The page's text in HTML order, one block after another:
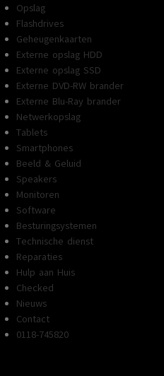
Opslag
Flashdrives
Geheugenkaarten
Externe opslag HDD
Externe opslag SSD
Externe DVD-RW brander
Externe Blu-Ray brander
Netwerkopslag
Tablets
Smartphones
Beeld & Geluid
Speakers
Monitoren
Software
Besturingsystemen
Technische dienst
Reparaties
Hulp aan Huis
Checked
Nieuws
Contact
0118-745820